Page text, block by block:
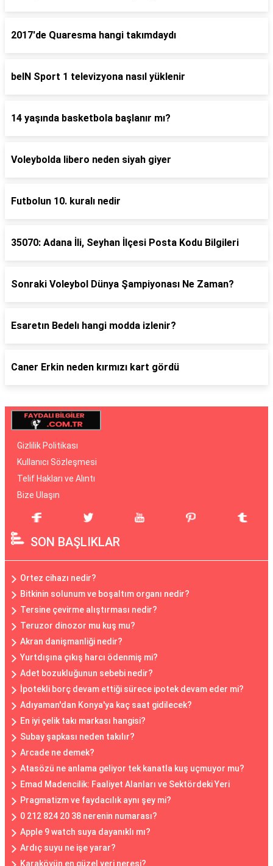
2017'de Quaresma hangi takımdaydı
beIN Sport 1 televizyona nasıl yüklenir
14 yaşında basketbola başlanır mı?
Voleybolda libero neden siyah giyer
Futbolun 10. kuralı nedir
35070: Adana İli, Seyhan İlçesi Posta Kodu Bilgileri
Sonraki Voleybol Dünya Şampiyonası Ne Zaman?
Esaretın Bedelı hangi modda izlenir?
Caner Erkin neden kırmızı kart gördü
Gizlilik Politikası
Kullanıcı Sözleşmesi
Telif Hakları ve Alıntı
Bize Ulaşın
SON BAŞLIKLAR
Ortez cihazı nedir?
Bitkinin solunum ve boşaltım organı nedir?
Tersine çevirme alıştırması nedir?
Teruzor dinozor mu kuş mu?
Akran danişmanliği nedir?
Yurtdışına çıkış harcı ödenmiş mi?
Adet bozukluğunun sebebi nedir?
İpotekli borç devam ettiği sürece ipotek devam eder mi?
Adıyaman'dan Konya'ya kaç saat gidilecek?
En iyi çelik takı markası hangisi?
Subay şapkası neden takılır?
Arcade ne demek?
Atasözü ne anlama geliyor tek kanatla kuş uçmuyor mu?
Emad Madencilik: Faaliyet Alanları ve Sektördeki Yeri
Pragmatizm ve faydacılık aynı şey mi?
0 212 824 20 38 nerenin numarası?
Apple 9 watch suya dayanıklı mı?
Ardıç suyu ne işe yarar?
Karaköyün en güzel yeri neresi?